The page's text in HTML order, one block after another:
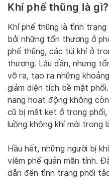
Khí phế thũng là gì?
Khí phế thũng là tình
bởi những tổn thương ở
phế thũng, các túi khí ở
thương. Lâu dần, nhưng
vỡ ra, tạo ra những
giảm diện tích bề mặt
nang hoạt động không
cũ bị mắt kẹt ở trong
luồng không khí mới trong
Hầu hết, những người bị
viêm phế quản mãn tính.
dẫn đến tình trạng phổi